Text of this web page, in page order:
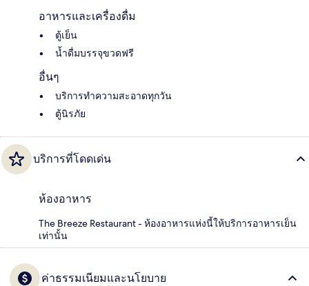
อาหารและเครื่องดื่ม
ตู้เย็น
น้ำดื่มบรรจุขวดฟรี
อื่นๆ
บริการทำความสะอาดทุกวัน
ตู้นิรภัย
บริการที่โดดเด่น
ห้องอาหาร
The Breeze Restaurant - ห้องอาหารแห่งนี้ให้บริการอาหารเย็น
เท่านั้น
ค่าธรรมเนียมและนโยบาย